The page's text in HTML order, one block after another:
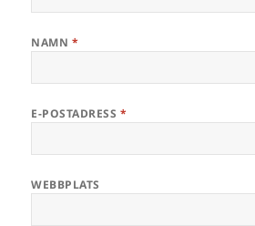
NAMN *
E-POSTADRESS *
WEBBPLATS